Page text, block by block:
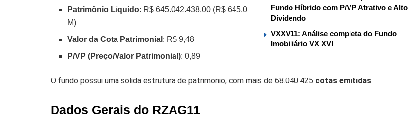
Fundo Híbrido com P/VP Atrativo e Alto
Dividendo
VXXV11: Análise completa do Fundo
Imobiliário VX XVI
Patrimônio Líquido: R$ 645.042.438,00 (R$ 645,0
M)
Valor da Cota Patrimonial : R$ 9,48
P/VP (Preço/Valor Patrimonial): 0,89
O fundo possui uma sólida estrutura de patrimônio, com mais de 68.040.425 cotas emitidas.
Dados Gerais do RZAG11